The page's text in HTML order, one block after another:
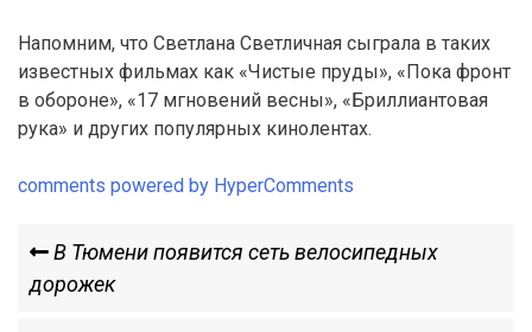
Напомним, что Светлана Светличная сыграла в таких
известных фильмах как «Чистые пруды», «Пока фронт
в обороне», «17 мгновений весны», «Бриллиантовая
рука» и других популярных кинолентах.
comments powered by HyperComments
Навигация
по
Previous
Post
В Тюмени появится сеть велосипедных
дорожек